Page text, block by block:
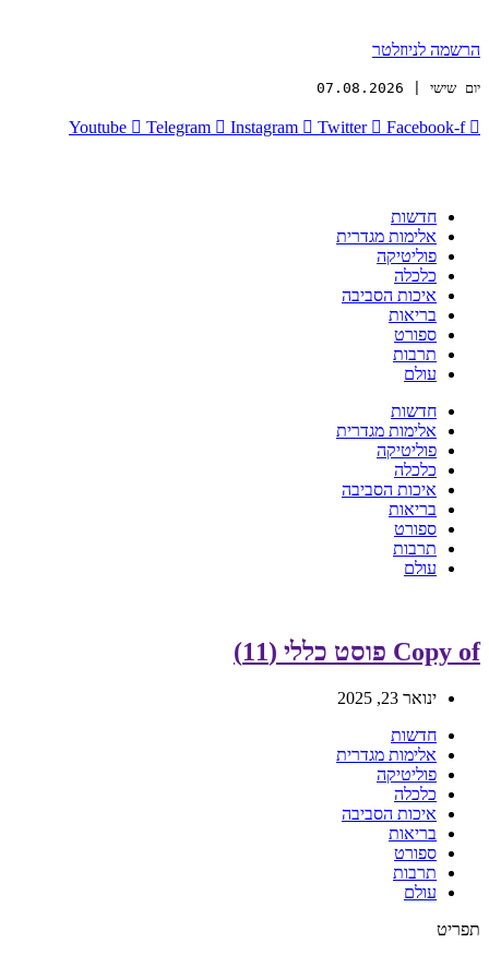
הרשמה לניוזלטר
יום שישי | 07.08.2026
Youtube Telegram Instagram Twitter Facebook-f
חדשות
אלימות מגדרית
פוליטיקה
כלכלה
איכות הסביבה
בריאות
ספורט
תרבות
עולם
חדשות
אלימות מגדרית
פוליטיקה
כלכלה
איכות הסביבה
בריאות
ספורט
תרבות
עולם
Copy of פוסט כללי (11)
ינואר 23, 2025
חדשות
אלימות מגדרית
פוליטיקה
כלכלה
איכות הסביבה
בריאות
ספורט
תרבות
עולם
תפריט